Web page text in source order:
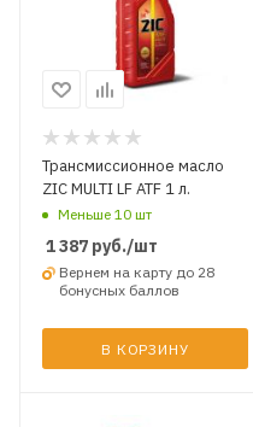
Трансмиссионное масло
ZIC MULTI LF ATF 1 л.
Меньше 10 шт
1 387 руб./шт
Вернем на карту до 28
бонусных баллов
В КОРЗИНУ